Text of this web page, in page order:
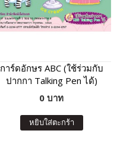
การ์ดอักษร ABC (ใช้ร่วมกับ
ปากกา Talking Pen ได้)
0 บาท
หยิบใส่ตะกร้า